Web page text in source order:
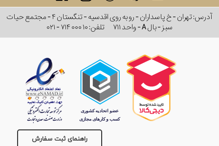
عدسی
آدرس: تهران - خ پاسداران - رو به روی اقدسیه - تنگستان ۴ - مجتمع حیات
سبز - بال A - واحد ۷۱۱
تلفن:۰۲۱ - ۷۱۴ ۰۰۰ ۱۰
راهنمای ثبت سفارش